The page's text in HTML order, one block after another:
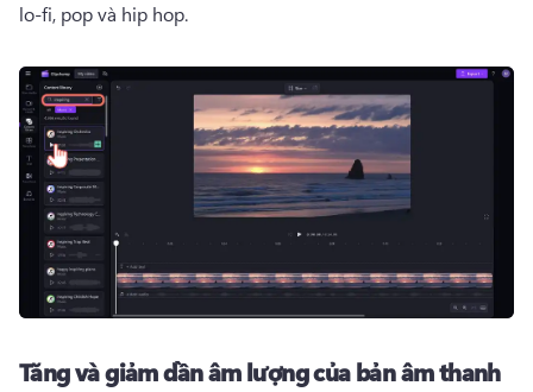
lo-fi, pop và hip hop.
Tăng và giảm dần âm lượng của bản âm thanh